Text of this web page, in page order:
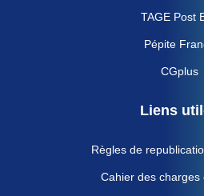
TAGE Post
Pépite
CGplus
Liens
Règles de
Cahier des charges